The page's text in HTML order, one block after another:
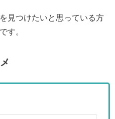
見つけたいと思っている方
す。